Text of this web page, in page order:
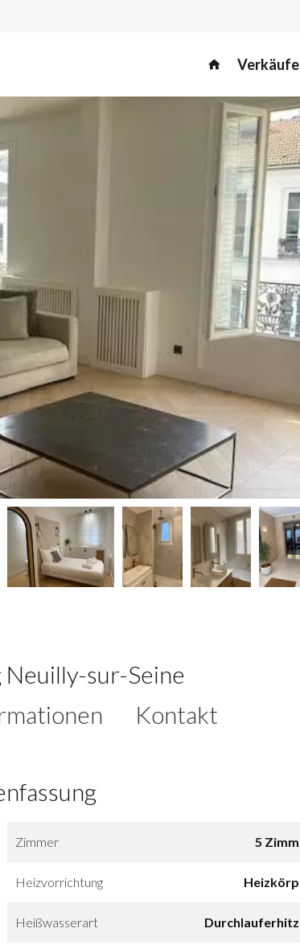
Verkäufe
sur-Seine
Kontakt
Zimmer 5
Heizvorrichtung
Heißwasserart